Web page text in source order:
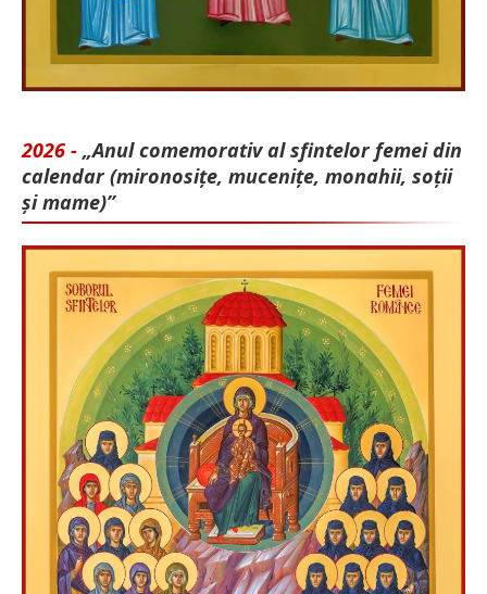
2026 - „Anul comemorativ al sfintelor femei din
calendar (mironosițe, mu­cenițe, monahii, soții
și mame)”